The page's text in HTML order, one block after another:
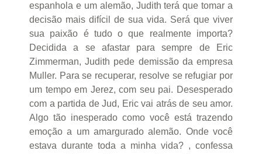
espanhola e um alemão, Judith terá que tomar a
decisão mais difícil de sua vida. Será que viver
sua paixão é tudo o que realmente importa?
Decidida a se afastar para sempre de Eric
Zimmerman, Judith pede demissão da empresa
Muller. Para se recuperar, resolve se refugiar por
um tempo em Jerez, com seu pai. Desesperado
com a partida de Jud, Eric vai atrás de seu amor.
Algo tão inesperado como você está trazendo
emoção a um amargurado alemão. Onde você
estava durante toda a minha vida? , confessa